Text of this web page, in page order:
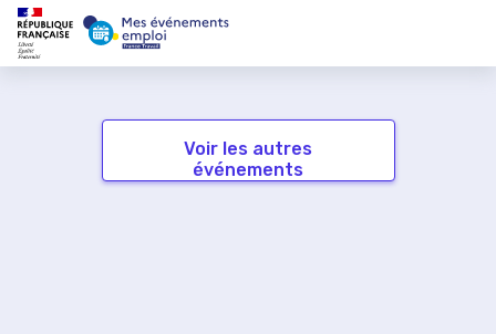
Voir les autres
événements